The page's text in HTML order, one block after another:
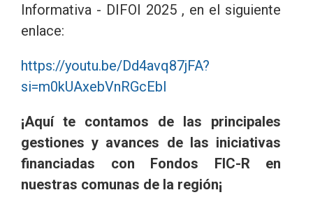
Informativa - DIFOI 2025 , en el siguiente
enlace:
https://youtu.be/Dd4avq87jFA?
si=m0kUAxebVnRGcEbI
¡Aquí te contamos de las principales
gestiones y avances de las iniciativas
financiadas con Fondos FIC-R en
nuestras comunas de la región¡